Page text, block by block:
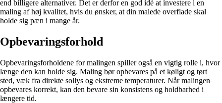
end billigere alternativer. Det er derfor en god idé at investere i en
maling af høj kvalitet, hvis du ønsker, at din malede overflade skal
holde sig pæn i mange år.
Opbevaringsforhold
Opbevaringsforholdene for malingen spiller også en vigtig rolle i, hvor
længe den kan holde sig. Maling bør opbevares på et køligt og tørt
sted, væk fra direkte sollys og ekstreme temperaturer. Når malingen
opbevares korrekt, kan den bevare sin konsistens og holdbarhed i
længere tid.